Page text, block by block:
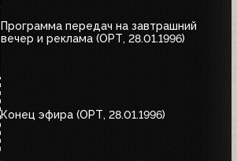
Программа передач на завтрашний
вечер и реклама (ОРТ, 28.01.1996)
Конец эфира (ОРТ, 28.01.1996)